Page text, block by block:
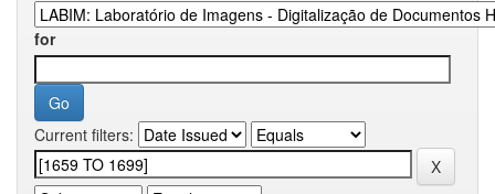
for
Current filters: